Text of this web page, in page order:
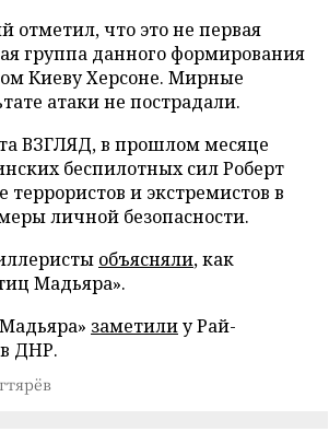
отметил, что это не первая
группа данного формирования
Киеву Херсоне. Мирные
атаки не пострадали.
ВЗГЛЯД, в прошлом месяце
беспилотных сил Роберт
террористов и экстремистов в
личной безопасности.
объясняли, как
Мадьяра».
заметилиу Рай-
ДНР.